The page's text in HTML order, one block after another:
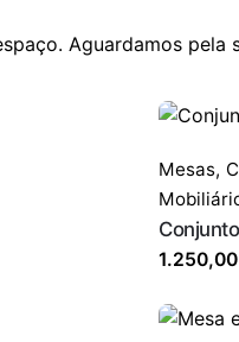
Aguardamos pela
Mesas,
1.250,00